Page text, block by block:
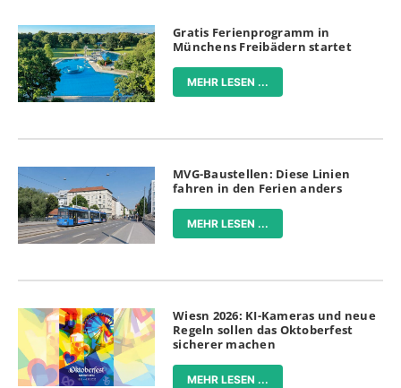
Gratis Ferienprogramm in
Münchens Freibädern startet
MEHR LESEN ...
MVG-Baustellen: Diese Linien
fahren in den Ferien anders
MEHR LESEN ...
Wiesn 2026: KI-Kameras und neue
Regeln sollen das Oktoberfest
sicherer machen
MEHR LESEN ...